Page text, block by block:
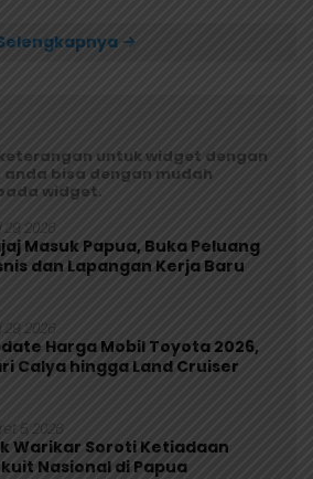
untuk widget dengan
bisa dengan mudah
widget.
29, 2026
Masuk Papua, Buka Peluang
dan Lapangan Kerja Baru
29, 2026
Harga Mobil Toyota 2026,
Calya hingga Land Cruiser
5, 2026
Warikar Soroti Ketiadaan
Nasional di Papua